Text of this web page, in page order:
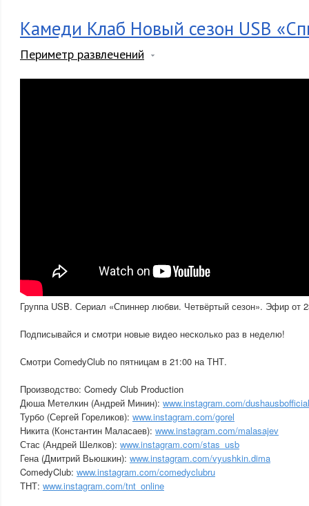
Камеди Клаб Новый сезон USB
Периметр развлечений
Группа USB. Сериал «Спиннер любви. Четвёртый сезон». Эфир от
Подписывайся и смотри новые видео несколько раз в неделю!
Смотри ComedyClub по пятницам в 21:00 на ТНТ.
Производство: Comedy Club Production
Дюша Метелкин (Андрей Минин): www.instagram.com/dushausbofficial
Турбо (Сергей Гореликов): www.instagram.com/gorel
Никита (Константин Маласаев): www.instagram.com/malasajev
Стас (Андрей Шелков): www.instagram.com/stas_usb
Гена (Дмитрий Вьюшкин): www.instagram.com/vyushkin.dima
ComedyClub: www.instagram.com/comedyclubru
ТНТ: www.instagram.com/tnt_online